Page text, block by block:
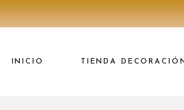
INICIO TIENDA